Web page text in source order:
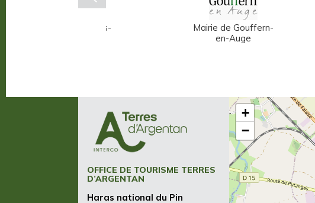
Mairie d'Écouché-les-
Mairie de Gouffern-
en-Auge
OFFICE DE TOURISME TERRES
D’ARGENTAN
Haras national du Pin
+
−